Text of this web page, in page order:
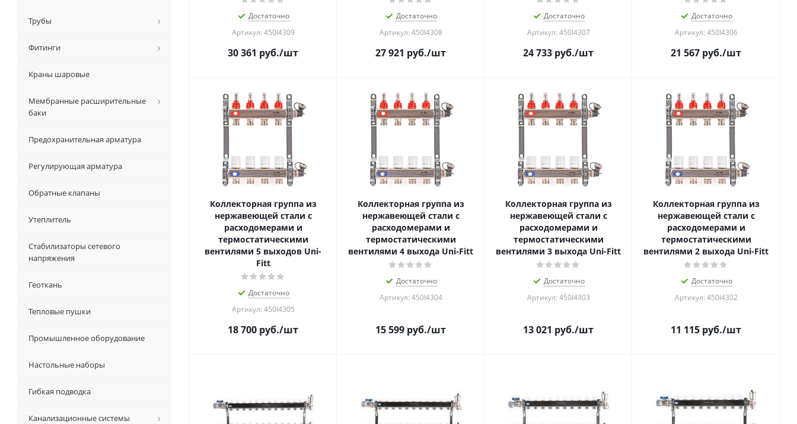
Достаточно
Артикул: 450I4309
30 361 руб./шт
Достаточно
Артикул: 450I4308
27 921 руб./шт
Достаточно
Артикул: 450I4307
24 733 руб./шт
Достаточно
Артикул: 450I4306
21 567 руб./шт
Коллекторная группа из
нержавеющей стали с
расходомерами и
термостатическими
вентилями 5 выходов Uni-
Fitt
Достаточно
Артикул: 450I4305
18 700 руб./шт
Коллекторная группа из
нержавеющей стали с
расходомерами и
термостатическими
вентилями 4 выхода Uni-Fitt
Достаточно
Артикул: 450I4304
15 599 руб./шт
Коллекторная группа из
нержавеющей стали с
расходомерами и
термостатическими
вентилями 3 выхода Uni-Fitt
Достаточно
Артикул: 450I4303
13 021 руб./шт
Коллекторная группа из
нержавеющей стали с
расходомерами и
термостатическими
вентилями 2 выхода Uni-Fitt
Достаточно
Артикул: 450I4302
11 115 руб./шт
Трубы
Фитинги
Краны шаровые
Мембранные расширительные
баки
Предохранительная арматура
Регулирующая арматура
Обратные клапаны
Утеплитель
Стабилизаторы сетевого
напряжения
Геоткань
Тепловые пушки
Промышленное оборудование
Настольные наборы
Гибкая подводка
Канализационные системы